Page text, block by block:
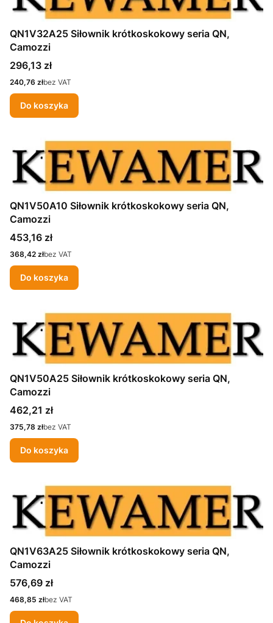
QN1V32A25 Siłownik krótkoskokowy seria QN,
Camozzi
Cena
296,13 zł
Cena
240,76 złbez VAT
Do koszyka
QN1V50A10 Siłownik krótkoskokowy seria QN,
Camozzi
Cena
453,16 zł
Cena
368,42 złbez VAT
Do koszyka
QN1V50A25 Siłownik krótkoskokowy seria QN,
Camozzi
Cena
462,21 zł
Cena
375,78 złbez VAT
Do koszyka
QN1V63A25 Siłownik krótkoskokowy seria QN,
Camozzi
Cena
576,69 zł
Cena
468,85 złbez VAT